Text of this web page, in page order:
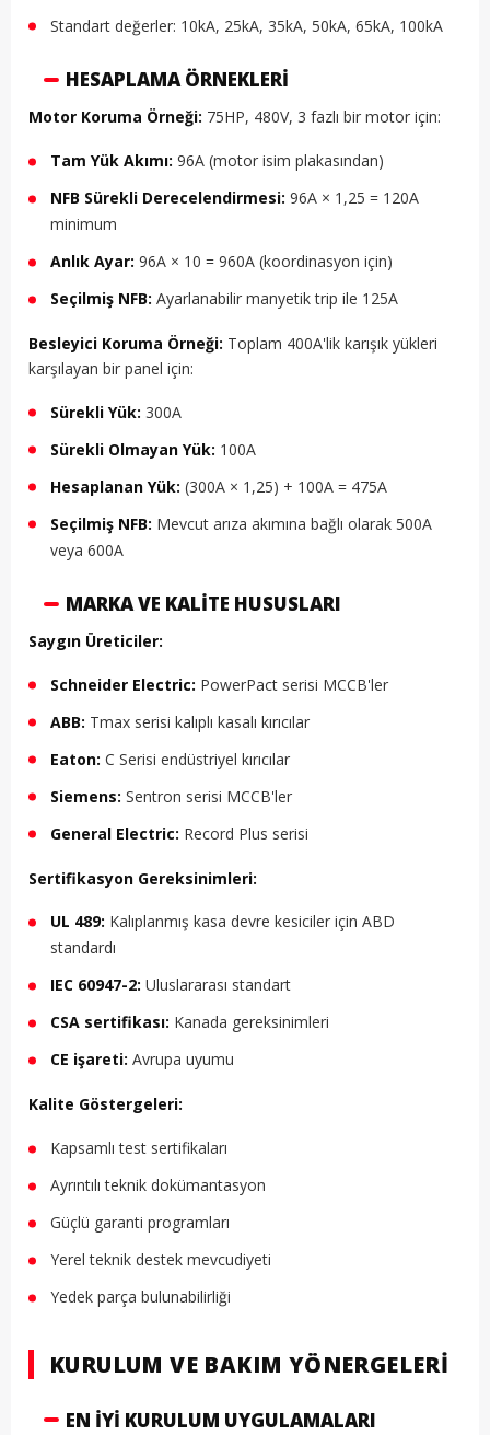
Standart değerler: 10kA, 25kA, 35kA, 50kA, 65kA, 100kA
HESAPLAMA ÖRNEKLERI
Motor Koruma Örneği: 75HP, 480V, 3 fazlı bir motor için:
Tam Yük Akımı: 96A (motor isim plakasından)
NFB Sürekli Derecelendirmesi: 96A × 1,25 = 120A
minimum
Anlık Ayar: 96A × 10 = 960A (koordinasyon için)
Seçilmiş NFB: Ayarlanabilir manyetik trip ile 125A
Besleyici Koruma Örneği: Toplam 400A'lik karışık yükleri
karşılayan bir panel için:
Sürekli Yük: 300A
Sürekli Olmayan Yük: 100A
Hesaplanan Yük: (300A × 1,25) + 100A = 475A
Seçilmiş NFB: Mevcut arıza akımına bağlı olarak 500A
veya 600A
MARKA VE KALITE HUSUSLARI
Saygın Üreticiler:
Schneider Electric: PowerPact serisi MCCB'ler
ABB: Tmax serisi kalıplı kasalı kırıcılar
Eaton: C Serisi endüstriyel kırıcılar
Siemens: Sentron serisi MCCB'ler
General Electric: Record Plus serisi
Sertifikasyon Gereksinimleri:
UL 489: Kalıplanmış kasa devre kesiciler için ABD
standardı
IEC 60947-2: Uluslararası standart
CSA sertifikası: Kanada gereksinimleri
CE işareti: Avrupa uyumu
Kalite Göstergeleri:
Kapsamlı test sertifikaları
Ayrıntılı teknik dokümantasyon
Güçlü garanti programları
Yerel teknik destek mevcudiyeti
Yedek parça bulunabilirliği
KURULUM VE BAKIM YÖNERGELERI
EN İYI KURULUM UYGULAMALARI